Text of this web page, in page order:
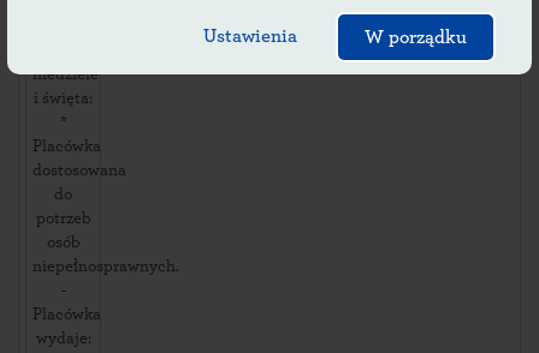
Ustawienia W porządku
niedziele
i święta:
*
Placówka
dostosowana
do
potrzeb
osób
niepełnosprawnych.
-
Placówka
wydaje: